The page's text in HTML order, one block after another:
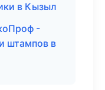
в Кызыл
-
штампов в